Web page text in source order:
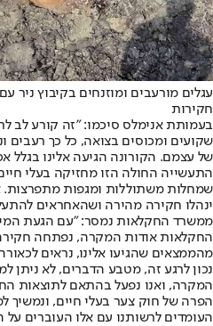
עגלים מורעבים ומוזנחים בקיבוץ
חקירות
בעמותת אנימלס סיכמו: "זה קורע לב
שקועים ומכוסים בצואה, כל כך רעבים
של עצמם. הקורונה הגיעה אלינו בגלל
התעשייה החולה הזו מחזיקה בעלי
שמחלות משתוללות ומגפות
ינהלו חקירה מהירה ושהאחראים
ממשרד החקלאות נמסר: "עם הגעת
החקלאות אודות המקרה, נפתחה
מהממצאים שהגיעו אלינו, נראים
נכון לרגע זה, מטבע הדברים, לא ניתן
המקרה, ואנו נפעל בהתאם לתוצאות
הפרה של חוק צער בעלי חיים, ונמשיך
העומדים לרשותנו עם אלו העוברים על